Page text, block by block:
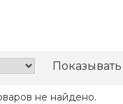
не найдено.